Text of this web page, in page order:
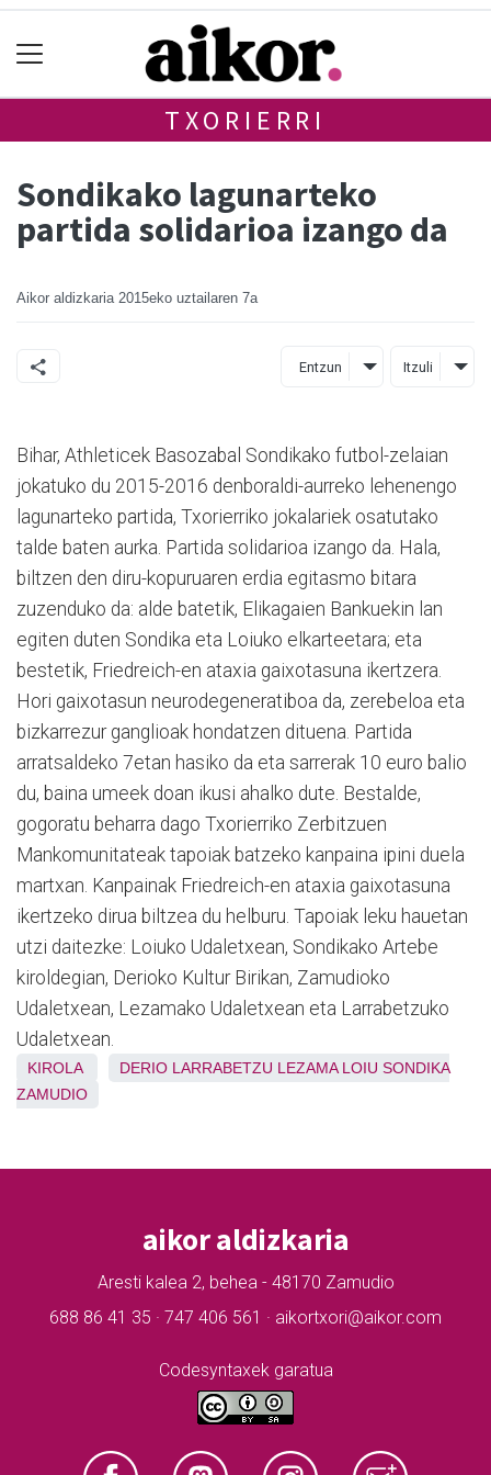
TXORIERRI
Sondikako lagunarteko
partida solidarioa izango da
Aikor aldizkaria 2015eko uztailaren 7a
Entzun Itzuli
Bihar, Athleticek Basozabal Sondikako futbol-zelaian
jokatuko du 2015-2016 denboraldi-aurreko lehenengo
lagunarteko partida, Txorierriko jokalariek osatutako
talde baten aurka. Partida solidarioa izango da. Hala,
biltzen den diru-kopuruaren erdia egitasmo bitara
zuzenduko da: alde batetik, Elikagaien Bankuekin lan
egiten duten Sondika eta Loiuko elkarteetara; eta
bestetik, Friedreich-en ataxia gaixotasuna ikertzera.
Hori gaixotasun neurodegeneratiboa da, zerebeloa eta
bizkarrezur ganglioak hondatzen dituena. Partida
arratsaldeko 7etan hasiko da eta sarrerak 10 euro balio
du, baina umeek doan ikusi ahalko dute. Bestalde,
gogoratu beharra dago Txorierriko Zerbitzuen
Mankomunitateak tapoiak batzeko kanpaina ipini duela
martxan. Kanpainak Friedreich-en ataxia gaixotasuna
ikertzeko dirua biltzea du helburu. Tapoiak leku hauetan
utzi daitezke: Loiuko Udaletxean, Sondikako Artebe
kiroldegian, Derioko Kultur Birikan, Zamudioko
Udaletxean, Lezamako Udaletxean eta Larrabetzuko
Udaletxean.
KIROLA DERIO LARRABETZU LEZAMA LOIU SONDIKA
ZAMUDIO
aikor aldizkaria
Aresti kalea 2, behea - 48170 Zamudio
688 86 41 35 · 747 406 561 · aikortxori@aikor.com
Codesyntaxek garatua